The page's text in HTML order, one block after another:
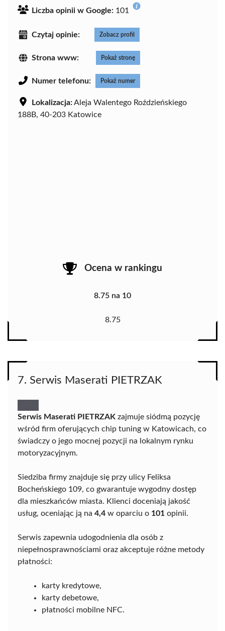
Liczba opinii w Google: 101
Czytaj opinie: Zobacz profil
Strona www: Pokaż stronę
Numer telefonu: Pokaż numer
Lokalizacja:Aleja Walentego Roździeńskiego
188B, 40-203 Katowice
Ocena w rankingu
8.75 na 10
8.75
7. Serwis Maserati PIETRZAK
Serwis Maserati PIETRZAK zajmuje siódmą pozycję
wśród firm oferujących chip tuning w Katowicach, co
świadczy o jego mocnej pozycji na lokalnym rynku
motoryzacyjnym.
Siedziba firmy znajduje się przy ulicy Feliksa
Bocheńskiego 109, co gwarantuje wygodny dostęp
dla mieszkańców miasta. Klienci doceniają jakość
usług, oceniając ją na 4,4 w oparciu o 101 opinii.
Serwis zapewnia udogodnienia dla osób z
niepełnosprawnościami oraz akceptuje różne metody
płatności:
karty kredytowe,
karty debetowe,
płatności mobilne NFC.